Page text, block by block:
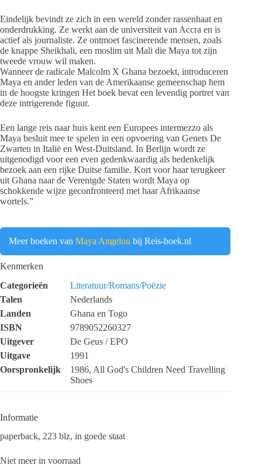
Eindelijk bevindt ze zich in een wereld zonder rassenhaat en
onderdrukking. Ze werkt aan de universiteit van Accra en is
actief als journaliste. Ze ontmoet fascinerende mensen, zoals
de knappe Sheikhali, een moslim uit Mali die Maya tot zijn
tweede vrouw wil maken.
Wanneer de radicale Malcolm X Ghana bezoekt, introduceren
Maya en ander leden van de Amerikaanse gemeenschap hem
in de hoogste kringen Het boek bevat een levendig portret van
deze intrigerende figuur.
Een lange reis naar huis kent een Europees intermezzo als
Maya besluit mee te spelen in een opvoering van Genets De
Zwarten in Italië en West-Duitsland. In Berlijn wordt ze
uitgenodigd voor een even gedenkwaardig als bedenkelijk
bezoek aan een rijke Duitse familie. Kort voor haar terugkeer
uit Ghana naar de Verenigde Staten wordt Maya op
schokkende wijze geconfronteerd met haar Afrikaanse
wortels.”
Meer boeken van Maya Angelou bij Reis-boek.nl
Kenmerken
Categorieën
Literatuur/Romans/Poëzie
Talen
Nederlands
Landen
Ghana en Togo
ISBN
9789052260327
Uitgever
De Geus / EPO
Uitgave
1991
Oorspronkelijk
1986, All God's Children Need Travelling
Shoes
Informatie
paperback, 223 blz, in goede staat
Niet meer in voorraad